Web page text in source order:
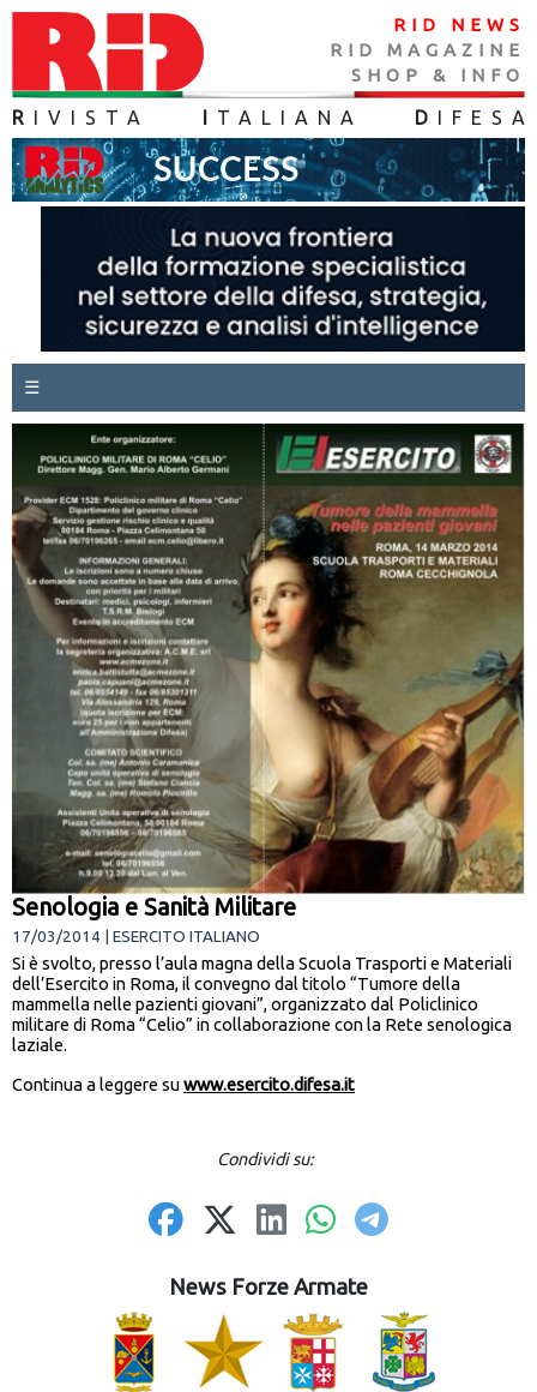
RID NEWS
RID MAGAZINE
SHOP & INFO
R IVISTA TALIANA D IFES A
☰
Senologia e Sanità Militare
17/03/2014 | ESERCITO ITALIANO
Si è svolto, presso l’aula magna della Scuola Trasporti e Materiali
dell’Esercito in Roma, il convegno dal titolo “Tumore della
mammella nelle pazienti giovani”, organizzato dal Policlinico
militare di Roma “Celio” in collaborazione con la Rete senologica
laziale.
Continua a leggere suwww.esercito.difesa.it
Condividi su:
News Forze Armate